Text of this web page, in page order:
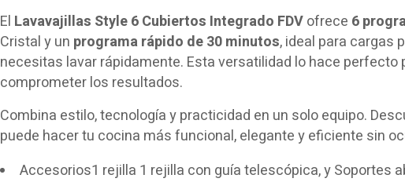
El Lavavajillas Style 6 Cubiertos Integrado FDVofrece 6
Cristal y un programa rápido de 30 minutos, ideal para cargas
necesitas lavar rápidamente. Esta versatilidad lo hace perfecto
comprometer los resultados.
Combina estilo, tecnología y practicidad en un solo equipo.
puede hacer tu cocina más funcional, elegante y eficiente sin
Accesorios1 rejilla 1 rejilla con guía telescópica, y Soportes